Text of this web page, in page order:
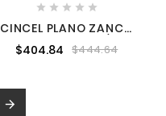
    
CINCEL PLANO ZANCO
HEXAGONAL 1-1/8"
MAKITA D21369
$404.84 $444.64
